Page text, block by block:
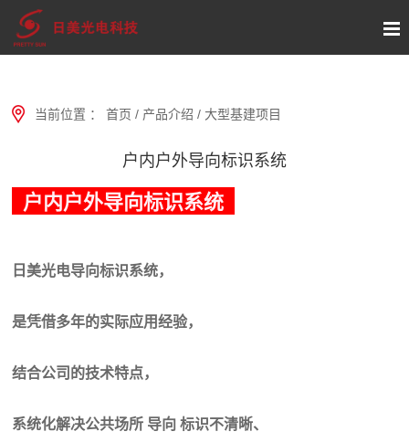
当前位置 ：首页 / 产品介绍 / 大型基建项目
户内户外导向标识系统
户内户外导向标识系统
日美光电导向标识系统，
是凭借多年的实际应用经验，
结合公司的技术特点，
系统化解决公共场所 导向 标识不清晰、